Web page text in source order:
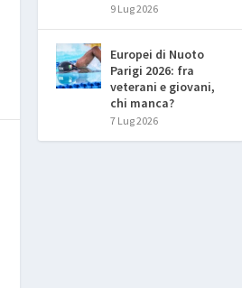
9 Lug 2026
Europei di Nuoto
Parigi 2026: fra
veterani e giovani,
chi manca?
7 Lug 2026